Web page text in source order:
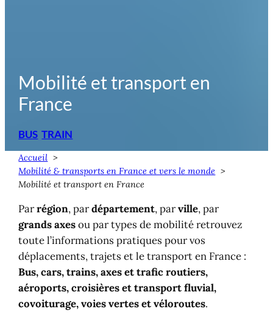
Mobilité et transport en
France
BUS TRAIN
Accueil
Mobilité & transports en France et vers le monde
Mobilité et transport en France
Parrégion, pardépartement, parville, par
grands axesou par types de mobilité retrouvez
toute l’informations pratiques pour vos
déplacements, trajets et le transport en France :
Bus, cars, trains, axes et trafic routiers,
aéroports, croisières et transport fluvial,
covoiturage, voies vertes et véloroutes.